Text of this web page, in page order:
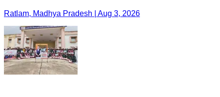
Ratlam, Madhya Pradesh | Aug 3, 2026